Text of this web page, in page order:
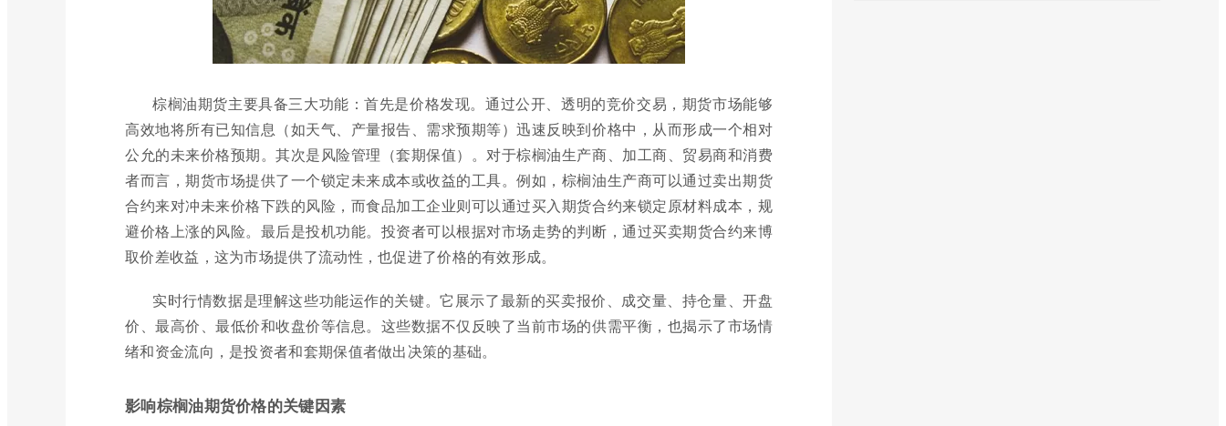
棕榈油期货主要具备三大功能：首先是价格发现。通过公开、透明的竞价交易，期货市场能够
高效地将所有已知信息（如天气、产量报告、需求预期等）迅速反映到价格中，从而形成一个相对
公允的未来价格预期。其次是风险管理（套期保值）。对于棕榈油生产商、加工商、贸易商和消费
者而言，期货市场提供了一个锁定未来成本或收益的工具。例如，棕榈油生产商可以通过卖出期货
合约来对冲未来价格下跌的风险，而食品加工企业则可以通过买入期货合约来锁定原材料成本，规
避价格上涨的风险。最后是投机功能。投资者可以根据对市场走势的判断，通过买卖期货合约来博
取价差收益，这为市场提供了流动性，也促进了价格的有效形成。
实时行情数据是理解这些功能运作的关键。它展示了最新的买卖报价、成交量、持仓量、开盘
价、最高价、最低价和收盘价等信息。这些数据不仅反映了当前市场的供需平衡，也揭示了市场情
绪和资金流向，是投资者和套期保值者做出决策的基础。
影响棕榈油期货价格的关键因素